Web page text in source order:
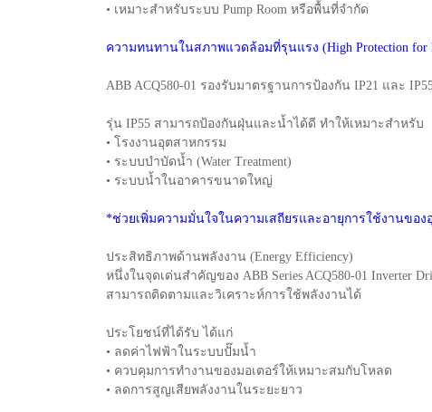
• เหมาะสำหรับระบบ Pump Room หรือพื้นที่จำกัด
ความทนทานในสภาพแวดล้อมที่รุนแรง (High Protection for
ABB ACQ580-01 รองรับมาตรฐานการป้องกัน IP21 และ
รุ่น IP55 สามารถป้องกันฝุ่นและน้ำได้ดี ทำให้เหมาะสำหรับ
• โรงงานอุตสาหกรรม
• ระบบบำบัดน้ำ (Water Treatment)
• ระบบน้ำในอาคารขนาดใหญ่
*ช่วยเพิ่มความมั่นใจในความเสถียรและอายุการใช้งานขอ
ประสิทธิภาพด้านพลังงาน (Energy Efficiency)
หนึ่งในจุดเด่นสำคัญของ ABB Series ACQ580-01 Inverter
สามารถติดตามและวิเคราะห์การใช้พลังงานได้
ประโยชน์ที่ได้รับ ได้แก่
• ลดค่าไฟฟ้าในระบบปั๊มน้ำ
• ควบคุมการทำงานของมอเตอร์ให้เหมาะสมกับโหลด
• ลดการสูญเสียพลังงานในระยะยาว